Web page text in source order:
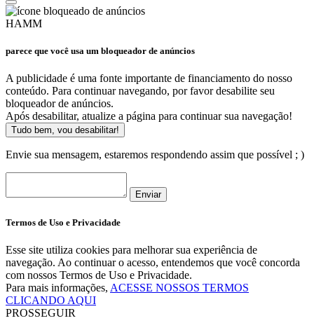
HAMM
parece que você usa um bloqueador de anúncios
A publicidade é uma fonte importante de financiamento do nosso
conteúdo. Para continuar navegando, por favor desabilite seu
bloqueador de anúncios.
Após desabilitar, atualize a página para continuar sua navegação!
Tudo bem, vou desabilitar!
Envie sua mensagem, estaremos respondendo assim que possível ; )
Enviar
Termos de Uso e Privacidade
Esse site utiliza cookies para melhorar sua experiência de
navegação. Ao continuar o acesso, entendemos que você concorda
com nossos Termos de Uso e Privacidade.
Para mais informações, ACESSE NOSSOS TERMOS
CLICANDO AQUI
PROSSEGUIR